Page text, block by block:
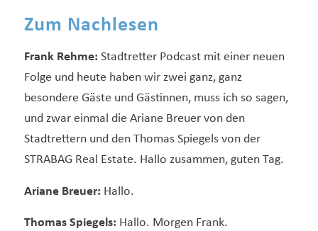
Zum Nachlesen
Frank Rehme: Stadtretter Podcast mit einer neuen
Folge und heute haben wir zwei ganz, ganz
besondere Gäste und Gästinnen, muss ich so sagen,
und zwar einmal die Ariane Breuer von den
Stadtrettern und den Thomas Spiegels von der
STRABAG Real Estate. Hallo zusammen, guten Tag.
Ariane Breuer: Hallo.
Thomas Spiegels: Hallo. Morgen Frank.